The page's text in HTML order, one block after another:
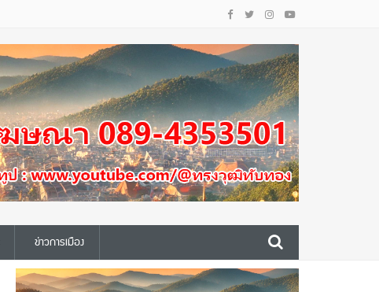
ข่าวการเมือง